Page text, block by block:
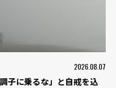
2026.08.07
子に乗るな」と自戒を込